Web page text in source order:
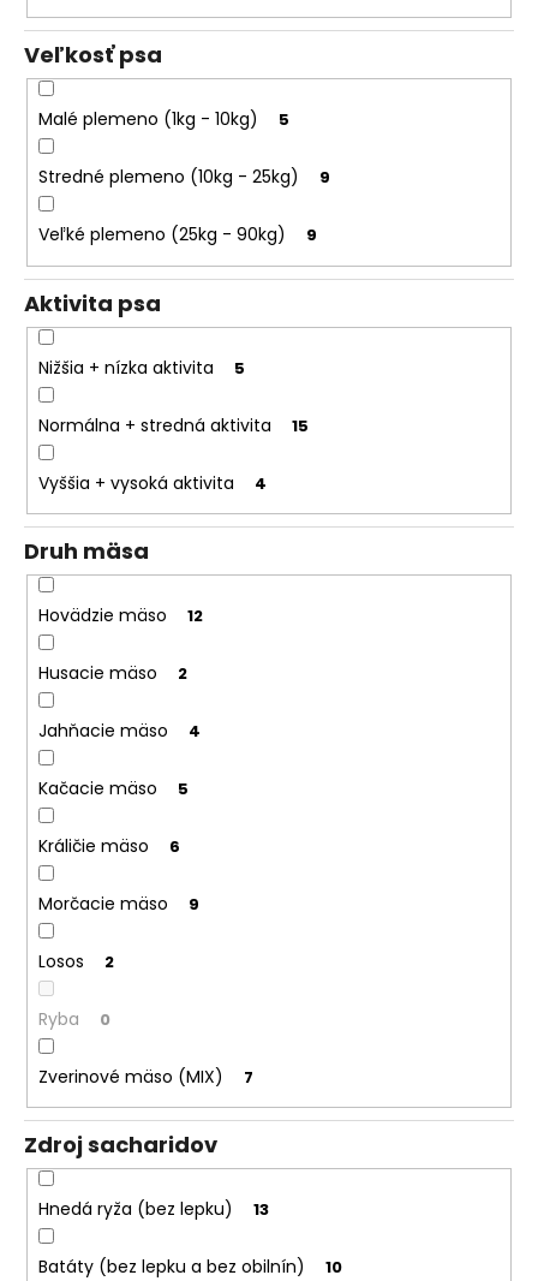
o
v
Veľkosť psa
Malé plemeno (1kg - 10kg) 5
Stredné plemeno (10kg - 25kg) 9
Veľké plemeno (25kg - 90kg) 9
Aktivita psa
Nižšia + nízka aktivita 5
Normálna + stredná aktivita 15
Vyššia + vysoká aktivita 4
Druh mäsa
Hovädzie mäso 12
Husacie mäso 2
Jahňacie mäso 4
Kačacie mäso 5
Králičie mäso 6
Morčacie mäso 9
Losos 2
Ryba 0
Zverinové mäso (MIX) 7
Zdroj sacharidov
Hnedá ryža (bez lepku) 13
Batáty (bez lepku a bez obilnín) 10
O
d
p
o
ú
a
m
e